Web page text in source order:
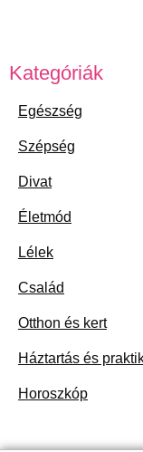
Kategóriák
Egészség
Szépség
Divat
Életmód
Lélek
Család
Otthon és kert
Háztartás és
Horoszkóp